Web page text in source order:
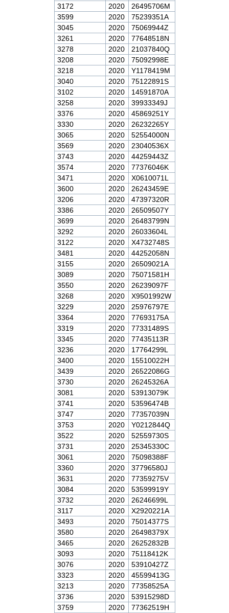
3172
2020
26495706M
3599
2020
75239351A
3045
2020
75069944Z
3261
2020
77648518N
3278
2020
21037840Q
3208
2020
75092998E
3218
2020
Y1178419M
3040
2020
75122891S
3102
2020
14591870A
3258
2020
39933349J
3376
2020
45869251Y
3330
2020
26232265Y
3065
2020
52554000N
3569
2020
23040536X
3743
2020
44259443Z
3574
2020
77376046K
3471
2020
X0610071L
3600
2020
26243459E
3206
2020
47397320R
3386
2020
26509507Y
3699
2020
26483799N
3292
2020
26033604L
3122
2020
X4732748S
3481
2020
44252058N
3155
2020
26509021A
3089
2020
75071581H
3550
2020
26239097F
3268
2020
X9501992W
3229
2020
25976797E
3364
2020
77693175A
3319
2020
77331489S
3345
2020
77435113R
3236
2020
17764299L
3400
2020
15510022H
3439
2020
26522086G
3730
2020
26245326A
3081
2020
53913079K
3741
2020
53596474B
3747
2020
77357039N
3753
2020
Y0212844Q
3522
2020
52559730S
3731
2020
25345330C
3061
2020
75098388F
3360
2020
37796580J
3631
2020
77359275V
3084
2020
53599919Y
3732
2020
26246699L
3117
2020
X2920221A
3493
2020
75014377S
3580
2020
26498379X
3465
2020
26252832B
3093
2020
75118412K
3076
2020
53910427Z
3323
2020
45599413G
3213
2020
77358525A
3736
2020
53915298D
3759
2020
77362519H